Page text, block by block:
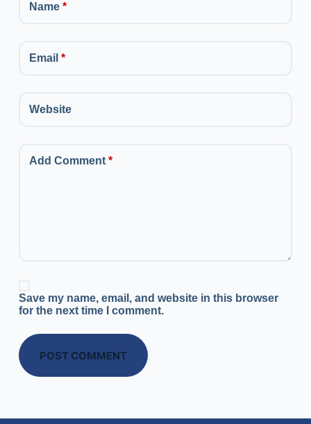
Name*
Email *
Website
Add Comment*
Save my name, email, and website in this browser
for the next time I comment.
POST COMMENT